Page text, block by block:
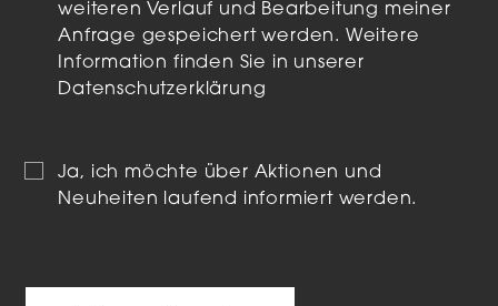
weiteren Verlauf und Bearbeitung meiner
Anfrage gespeichert werden. Weitere
Information finden Sie in unserer
Datenschutzerklärung
Ja, ich möchte über Aktionen und
Neuheiten laufend informiert werden.